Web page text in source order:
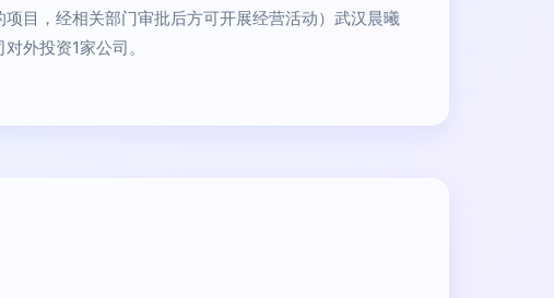
项目，经相关部门审批后方可开展经营活动）武汉晨曦
外投资1家公司。